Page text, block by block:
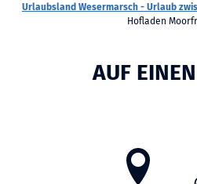
Urlaubsland Wesermarsch - Urlaub
Hofladen
AUF